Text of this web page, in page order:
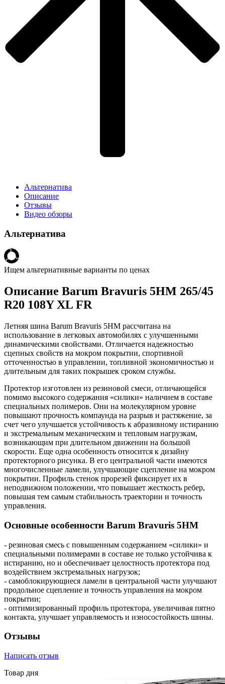
Альтернатива
Описание
Отзывы
Видео обзоры
Альтернатива
Ищем альтернативные варианты по ценах
Описание Barum Bravuris 5HM 265/45
R20 108Y XL FR
Летняя шина Barum Bravuris 5HM рассчитана на
использование в легковых автомобилях с улучшенными
динамическими свойствами. Отличается надежностью
сцепных свойств на мокром покрытии, спортивной
отточенностью в управлении, топливной экономичностью и
длительным для таких покрышек сроком службы.
Протектор изготовлен из резиновой смеси, отличающейся
помимо высокого содержания «силики» наличием в составе
специальных полимеров. Они на молекулярном уровне
повышают прочность компаунда на разрыв и растяжение, за
счет чего улучшается устойчивость к абразивному истиранию
и экстремальным механическим и тепловым нагрузкам,
возникающим при длительном движении на большой
скорости. Еще одна особенность относится к дизайну
протекторного рисунка. В его центральной части имеются
многочисленные ламели, улучшающие сцепление на мокром
покрытии. Профиль стенок прорезей фиксирует их в
неподвижном положении, что повышает жесткость ребер,
повышая тем самым стабильность траектории и точность
управления.
Основные особенности Barum Bravuris 5HM
- резиновая смесь с повышенным содержанием «силики» и
специальными полимерами в составе не только устойчива к
истиранию, но и обеспечивает целостность протектора под
воздействием экстремальных нагрузок;
- самоблокирующиеся ламели в центральной части улучшают
продольное сцепление и точность управления на мокром
покрытии;
- оптимизированный профиль протектора, увеличивая пятно
контакта, улучшает управляемость и износостойкость шины.
Отзывы
Написать отзыв
Товар дня